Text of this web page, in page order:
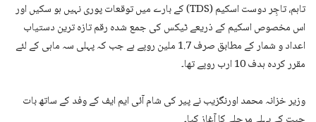
تاہم، تاجِر دوست اسکیم (TDS) کے بارے میں توقعات پوری نہیں ہو سکیں اور
اس مخصوص اسکیم کے ذریعے ٹیکس کی جمع شدہ رقم تازہ ترین دستیاب
اعداد و شمار کے مطابق صرف 1.7 ملین روپے ہے جب کہ پہلی سہ ماہی کے لئے
مقرر کردہ ہدف 10 ارب روپے تھا۔
وزیر خزانہ محمد اورنگزیب نے پیر کی شام آئی ایم ایف کے وفد کے ساتھ بات